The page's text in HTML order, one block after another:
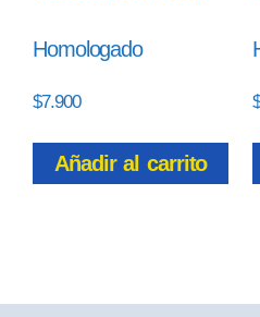
Homologado
$7.900
Añadir al carrito
$